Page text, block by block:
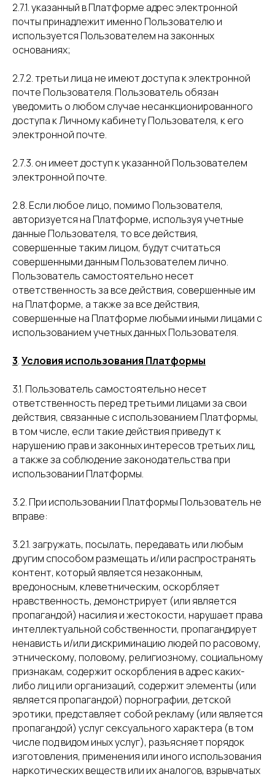
2.7.1. указанный в Платформе адрес электронной
почты принадлежит именно Пользователю и
используется Пользователем на законных
основаниях;
2.7.2. третьи лица не имеют доступа к электронной
почте Пользователя. Пользователь обязан
уведомить о любом случае несанкционированного
доступа к Личному кабинету Пользователя, к его
электронной почте.
2.7.3. он имеет доступ к указанной Пользователем
электронной почте.
2.8. Если любое лицо, помимо Пользователя,
авторизуется на Платформе, используя учетные
данные Пользователя, то все действия,
совершенные таким лицом, будут считаться
совершенными данным Пользователем лично.
Пользователь самостоятельно несет
ответственность за все действия, совершенные им
на Платформе, а также за все действия,
совершенные на Платформе любыми иными лицами с
использованием учетных данных Пользователя.
3.Условия использования Платформы
3.1. Пользователь самостоятельно несет
ответственность перед третьими лицами за свои
действия, связанные с использованием Платформы,
в том числе, если такие действия приведут к
нарушению прав и законных интересов третьих лиц,
а также за соблюдение законодательства при
использовании Платформы.
3.2. При использовании Платформы Пользователь не
вправе:
3.2.1. загружать, посылать, передавать или любым
другим способом размещать и/или распространять
контент, который является незаконным,
вредоносным, клеветническим, оскорбляет
нравственность, демонстрирует (или является
пропагандой) насилия и жестокости, нарушает права
интеллектуальной собственности, пропагандирует
ненависть и/или дискриминацию людей по расовому,
этническому, половому, религиозному, социальному
признакам, содержит оскорбления в адрес каких-
либо лиц или организаций, содержит элементы (или
является пропагандой) порнографии, детской
эротики, представляет собой рекламу (или является
пропагандой) услуг сексуального характера (в том
числе под видом иных услуг), разъясняет порядок
изготовления, применения или иного использования
наркотических веществ или их аналогов, взрывчатых